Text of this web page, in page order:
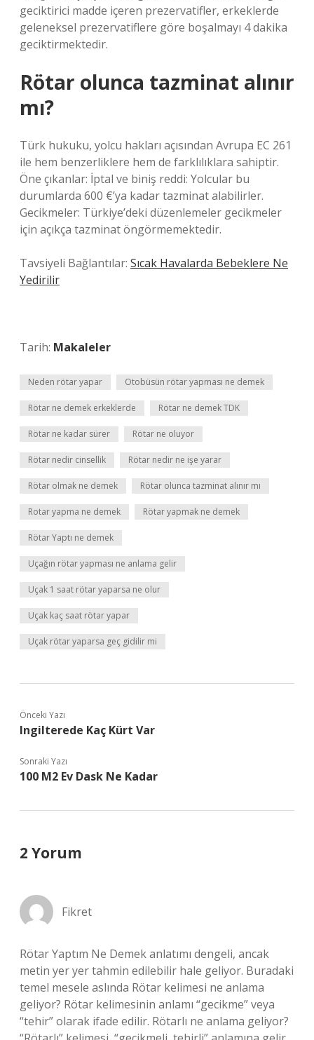
geciktirici madde içeren prezervatifler, erkeklerde
geleneksel prezervatiflere göre boşalmayı 4 dakika
geciktirmektedir.
Rötar olunca tazminat alınır
mı?
Türk hukuku, yolcu hakları açısından Avrupa EC 261
ile hem benzerliklere hem de farklılıklara sahiptir.
Öne çıkanlar: İptal ve biniş reddi: Yolcular bu
durumlarda 600 €’ya kadar tazminat alabilirler.
Gecikmeler: Türkiye’deki düzenlemeler gecikmeler
için açıkça tazminat öngörmemektedir.
Tavsiyeli Bağlantılar: Sıcak Havalarda Bebeklere Ne
Yedirilir
Tarih: Makaleler
Neden rötar yapar Otobüsün rötar yapması ne demek
Rötar ne demek erkeklerde Rötar ne demek TDK
Rötar ne kadar sürer Rötar ne oluyor
Rötar nedir cinsellik Rötar nedir ne işe yarar
Rötar olmak ne demek Rötar olunca tazminat alınır mı
Rotar yapma ne demek Rötar yapmak ne demek
Rötar Yaptı ne demek
Uçağın rötar yapması ne anlama gelir
Uçak 1 saat rötar yaparsa ne olur
Uçak kaç saat rötar yapar
Uçak rötar yaparsa geç gidilir mi
Önceki Yazı
Ingilterede Kaç Kürt Var
Sonraki Yazı
100 M2 Ev Dask Ne Kadar
2 Yorum
Fikret
Rötar Yaptım Ne Demek anlatımı dengeli, ancak
metin yer yer tahmin edilebilir hale geliyor. Buradaki
temel mesele aslında Rötar kelimesi ne anlama
geliyor? Rötar kelimesinin anlamı “gecikme” veya
“tehir” olarak ifade edilir. Rötarlı ne anlama geliyor?